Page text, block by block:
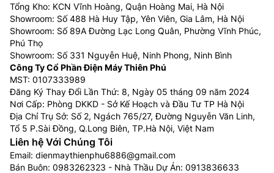
Tổng Kho: KCN Vĩnh Hoàng, Quận Hoàng Mai, Hà Nội
Showroom: Số 488 Hà Huy Tập, Yên Viên, Gia Lâm, Hà Nội
Showroom: Số 89A Đường Lạc Long Quân, Phường Vĩnh Phúc,
Phú Thọ
Showroom: Số 331 Nguyễn Huệ, Ninh Phong, Ninh Bình
Công Ty Cổ Phần Điện Máy Thiên Phú
MST: 0107333989
Đăng Ký Thay Đổi Lần Thứ: 8, Ngày 05 tháng 09 năm 2024
Nơi Cấp: Phòng DKKD - Sở Kế Hoạch và Đầu Tư TP Hà Nội
Địa Chỉ Trụ Sở: Số 2, Ngách 765/27, Đường Nguyễn Văn Linh,
Tổ 5 P.Sài Đồng, Q.Long Biên, TP.Hà Nội, Việt Nam
Liên hệ Với Chúng Tôi
Email: dienmaythienphu6886@gmail.com
Bán Buôn: 0983262323 - Nhà Thầu Dự Án: 0913836633